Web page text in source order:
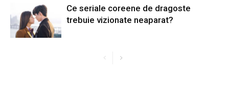
Ce seriale coreene de dragoste
trebuie vizionate neaparat?